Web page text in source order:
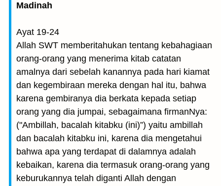
Madinah
Ayat 19-24
Allah SWT memberitahukan tentang kebahagiaan
orang-orang yang menerima kitab catatan
amalnya dari sebelah kanannya pada hari kiamat
dan kegembiraan mereka dengan hal itu, bahwa
karena gembiranya dia berkata kepada setiap
orang yang dia jumpai, sebagaimana firmanNya:
("Ambillah, bacalah kitabku (ini)”) yaitu ambillah
dan bacalah kitabku ini, karena dia mengetahui
bahwa apa yang terdapat di dalamnya adalah
kebaikan, karena dia termasuk orang-orang yang
keburukannya telah diganti Allah dengan